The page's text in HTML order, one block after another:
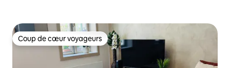
Coup de cœur voyageurs
Coup de cœur voyageurs